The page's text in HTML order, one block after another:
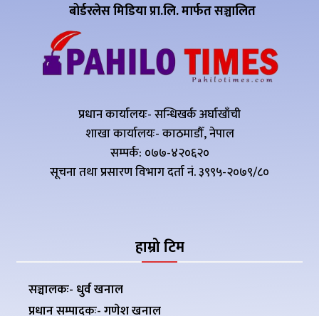
बोर्डरलेस मिडिया प्रा.लि. मार्फत सञ्चालित
प्रधान कार्यालयः- सन्धिखर्क अर्घाखाँची
शाखा कार्यालयः- काठमाडौँ, नेपाल
सम्पर्क: ०७७-४२०६२०
सूचना तथा प्रसारण विभाग दर्ता नं. ३९९५-२०७९/८०
हाम्रो टिम
सञ्चालकः- धुर्व खनाल
प्रधान सम्पादकः- गणेश खनाल